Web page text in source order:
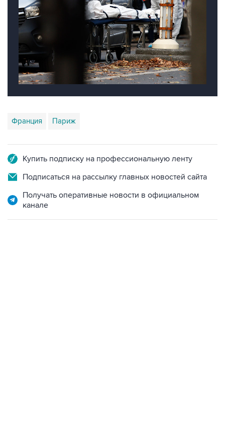
Франция Париж
Купить подписку на профессиональную ленту
Подписаться на рассылку главных новостей сайта
Получать оперативные новости в официальном
канале